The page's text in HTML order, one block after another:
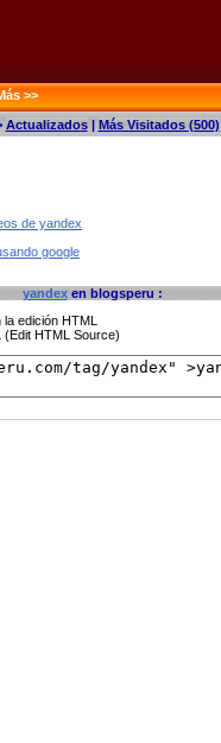
>>
Actualizados| Más Visitados (500)
de yandex
google
yandexen blogsperu :
edición HTML
HTML Source)